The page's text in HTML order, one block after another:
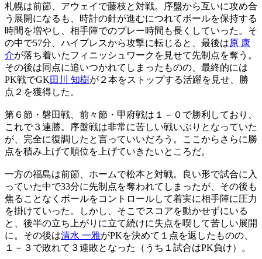
札幌は前節、アウェイで藤枝と対戦。序盤から互いに攻め合
う展開になるも、時計の針が進むにつれてボールを保持する
時間を増やし、相手陣でのプレー時間も長くしていった。そ
の中で57分、ハイプレスから攻撃に転じると、最後は原 康
介が落ち着いたフィニッシュワークを見せて先制点を奪う。
その後は同点に追いつかれてしまったものの、最終的には
PK戦でGK田川 知樹が２本をストップする活躍を見せ、勝
点２を獲得した。
第６節・磐田戦、前々節・甲府戦は１－０で勝利しており、
これで３連勝。序盤戦は非常に苦しい戦いぶりとなっていた
が、完全に復調したと言っていいだろう。ここからさらに勝
点を積み上げて順位を上げていきたいところだ。
一方の福島は前節、ホームで松本と対戦。良い形で試合に入
っていた中で33分に先制点を奪われてしまったが、その後も
焦ることなくボールをコントロールして着実に相手陣に圧力
を掛けていった。しかし、そこでスコアを動かせずにいる
と、後半の立ち上がりに立て続けに失点を喫して苦しい展開
に。その後は清水 一雅がPKを決めて１点を返したものの、
１－３で敗れて３連敗となった（うち１試合はPK負け）。